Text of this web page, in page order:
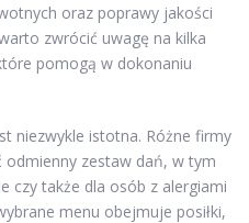
oraz poprawy jakości
zwrócić uwagę na kilka
pomogą w dokonaniu
niezwykle istotna. Różne firmy
zestaw dań, w tym
czy także dla osób z alergiami
menu obejmuje posiłki,